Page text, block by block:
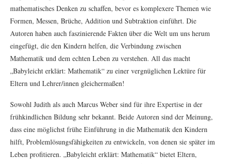
mathematisches Denken zu schaffen, bevor es komplexere Themen wie
Formen, Messen, Brüche, Addition und Subtraktion einführt. Die
Autoren haben auch faszinierende Fakten über die Welt um uns herum
eingefügt, die den Kindern helfen, die Verbindung zwischen
Mathematik und dem echten Leben zu verstehen. All das macht
„Babyleicht erklärt: Mathematik“ zu einer vergnüglichen Lektüre für
Eltern und Lehrer/innen gleichermaßen!
Sowohl Judith als auch Marcus Weber sind für ihre Expertise in der
frühkindlichen Bildung sehr bekannt. Beide Autoren sind der Meinung,
dass eine möglichst frühe Einführung in die Mathematik den Kindern
hilft, Problemlösungsfähigkeiten zu entwickeln, von denen sie später im
Leben profitieren. „Babyleicht erklärt: Mathematik“ bietet Eltern,